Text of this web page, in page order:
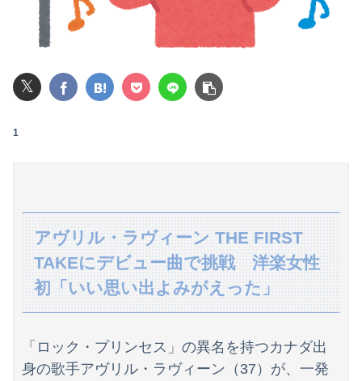
レインボー池田、超美人女子アナと結婚wwwwwww
【悲報】沖縄県議「デニー知事を支えるのは極左暴力集団！」 → デニー知事の支持母体「事実無根！」 → 県議「事実無根ではない！」ｗｗｗｗｗｗｗｗ...
𝕏
1
アヴリル・ラヴィーン THE FIRST
TAKEにデビュー曲で挑戦 洋楽女性
初「いい思い出よみがえった」
「ロック・プリンセス」の異名を持つカナダ出
身の歌手アヴリル・ラヴィーン（37）が、一発